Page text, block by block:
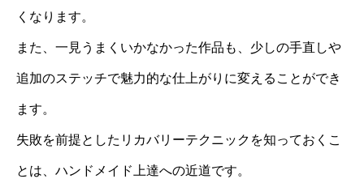
くなります。
また、一見うまくいかなかった作品も、少しの手直しや
追加のステッチで魅力的な仕上がりに変えることができ
ます。
失敗を前提としたリカバリーテクニックを知っておくこ
とは、ハンドメイド上達への近道です。